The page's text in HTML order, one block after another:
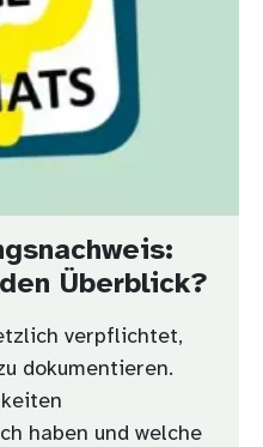
Überblick?
verpflichtet,
dokumentieren.
haben und welche